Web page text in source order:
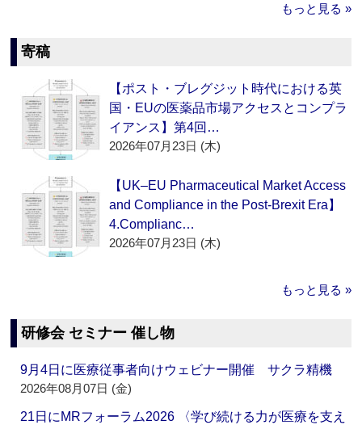
もっと見る »
寄稿
【ポスト・ブレグジット時代における英
国・EUの医薬品市場アクセスとコンプラ
イアンス】第4回…
2026年07月23日 (木)
【UK–EU Pharmaceutical Market Access
and Compliance in the Post-Brexit Era】
4.Complianc…
2026年07月23日 (木)
もっと見る »
研修会 セミナー 催し物
9月4日に医療従事者向けウェビナー開催 サクラ精機
2026年08月07日 (金)
21日にMRフォーラム2026 〈学び続ける力が医療を支え